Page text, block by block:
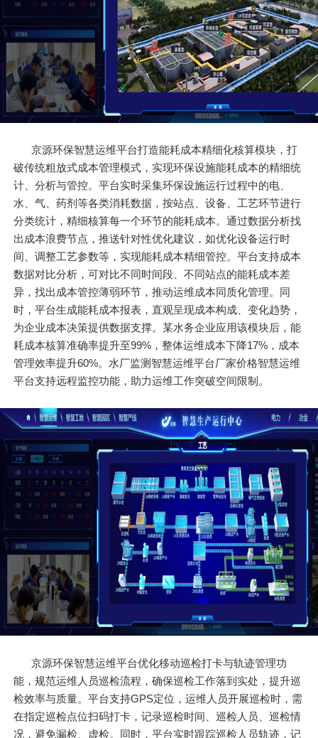
京源环保智慧运维平台打造能耗成本精细化核算模块，打
破传统粗放式成本管理模式，实现环保设施能耗成本的精细统
计、分析与管控。平台实时采集环保设施运行过程中的电、
水、气、药剂等各类消耗数据，按站点、设备、工艺环节进行
分类统计，精细核算每一个环节的能耗成本。通过数据分析找
出成本浪费节点，推送针对性优化建议，如优化设备运行时
间、调整工艺参数等，实现能耗成本精细管控。平台支持成本
数据对比分析，可对比不同时间段、不同站点的能耗成本差
异，找出成本管控薄弱环节，推动运维成本同质化管理。同
时，平台生成能耗成本报表，直观呈现成本构成、变化趋势，
为企业成本决策提供数据支撑。某水务企业应用该模块后，能
耗成本核算准确率提升至99%，整体运维成本下降17%，成本
管理效率提升60%。水厂监测智慧运维平台厂家价格智慧运维
平台支持远程监控功能，助力运维工作突破空间限制。
京源环保智慧运维平台优化移动巡检打卡与轨迹管理功
能，规范运维人员巡检流程，确保巡检工作落到实处，提升巡
检效率与质量。平台支持GPS定位，运维人员开展巡检时，需
在指定巡检点位扫码打卡，记录巡检时间、巡检人员、巡检情
况，避免漏检、虚检。同时，平台实时跟踪巡检人员轨迹，记